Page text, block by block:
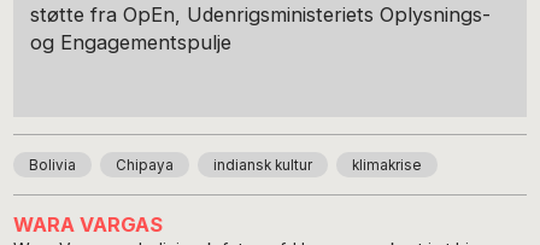
støtte fra OpEn, Udenrigsministeriets Oplysnings-
og Engagementspulje
Bolivia Chipaya indiansk kultur klimakrise
WARA VARGAS